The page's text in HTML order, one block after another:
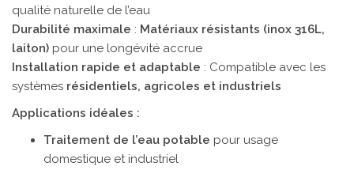
qualité naturelle de l’eau
Durabilité maximale : Matériaux résistants (inox 316L,
laiton) pour une longévité accrue
Installation rapide et adaptable : Compatible avec les
systèmes résidentiels, agricoles et industriels
Applications idéales :
Traitement de l’eau potable pour usage
domestique et industriel